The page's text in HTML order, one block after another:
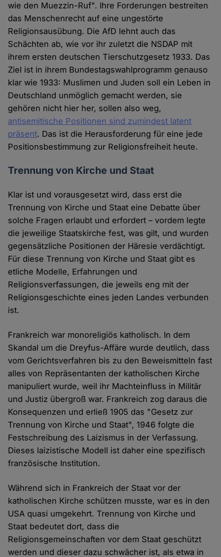
wie den Muezzin-Ruf". Ihre Forderungen bestreiten
das Menschenrecht auf eine ungestörte
Religionsausübung. Die AfD lehnt auch das
Schächten ab, wie vor ihr zuletzt die NSDAP mit
ihrem ersten deutschen Tierschutzgesetz 1933. Das
Ziel ist in ihrem Bundestagswahlprogramm genauso
klar wie 1933: Muslimen und Juden soll ein Leben in
Deutschland unmöglich gemacht werden, sie
gehören nicht hier her, sollen also weg,
antisemitische Positionen sind zumindest latent
präsent. Das ist die Herausforderung für eine jede
Positionsbestimmung zur Religionsfreiheit heute.
Trennung von Kirche und Staat
Klar ist und vorausgesetzt wird, dass erst die
Trennung von Kirche und Staat eine Debatte über
solche Fragen erlaubt und erfordert – vordem legte
die jeweilige Staatskirche fest, was gilt, und wurden
gegensätzliche Positionen der Häresie verdächtigt.
Für diese Trennung von Kirche und Staat gibt es
etliche Modelle, Erfahrungen und
Religionsverfassungen, die jeweils eng mit der
Religionsgeschichte eines jeden Landes verbunden
ist.
Frankreich war monoreligiös katholisch. In dem
Skandal um die Dreyfus-Affäre wurde deutlich, dass
vom Gerichtsverfahren bis zu den Beweismitteln fast
alles von Repräsentanten der katholischen Kirche
manipuliert wurde, weil ihr Machteinfluss in Militär
und Justiz übergroß war. Frankreich zog daraus die
Konsequenzen und erließ 1905 das "Gesetz zur
Trennung von Kirche und Staat", 1946 folgte die
Festschreibung des Laizismus in der Verfassung.
Dieses laizistische Modell ist daher eine spezifisch
französische Institution.
Während sich in Frankreich der Staat vor der
katholischen Kirche schützen musste, war es in den
USA quasi umgekehrt. Trennung von Kirche und
Staat bedeutet dort, dass die
Religionsgemeinschaften vor dem Staat geschützt
werden und dieser dazu schwächer ist, als etwa in